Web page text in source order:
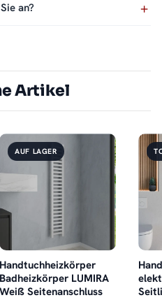
an?
Artikel
AUF LAGER
Handtuchheizkörper
Badheizkörper LUMIRA
Weiß Seitenanschluss